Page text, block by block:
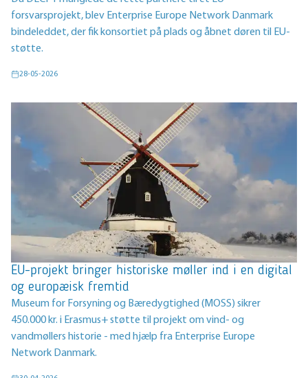
forsvarsprojekt, blev Enterprise Europe Network Danmark
bindeleddet, der fik konsortiet på plads og åbnet døren til EU-
støtte.
28-05-2026
EU-projekt bringer historiske møller ind i en digital
og europæisk fremtid
Museum for Forsyning og Bæredygtighed (MOSS) sikrer
450.000 kr. i Erasmus+ støtte til projekt om vind- og
vandmøllers historie - med hjælp fra Enterprise Europe
Network Danmark.